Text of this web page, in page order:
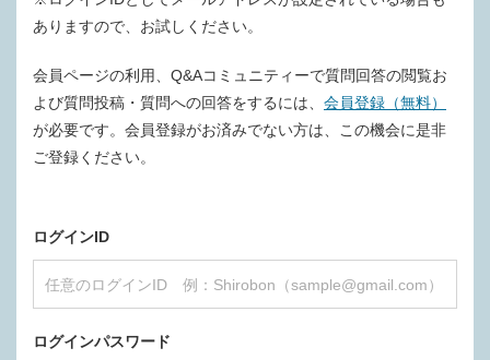
ありますので、お試しください。
会員ページの利用、Q&Aコミュニティーで質問回答の閲覧お
よび質問投稿・質問への回答をするには、 会員登録（無料）
が必要です。会員登録がお済みでない方は、この機会に是非
ご登録ください。
ログインID
ログインパスワード